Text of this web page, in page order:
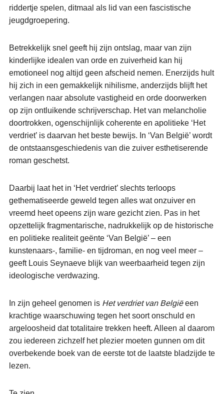
riddertje spelen, ditmaal als lid van een fascistische
jeugdgroepering.
Betrekkelijk snel geeft hij zijn ontslag, maar van zijn
kinderlijke idealen van orde en zuiverheid kan hij
emotioneel nog altijd geen afscheid nemen. Enerzijds hult
hij zich in een gemakkelijk nihilisme, anderzijds blijft het
verlangen naar absolute vastigheid en orde doorwerken
op zijn ontluikende schrijverschap. Het van melancholie
doortrokken, ogenschijnlijk coherente en apolitieke ‘Het
verdriet’ is daarvan het beste bewijs. In ‘Van België’ wordt
de ontstaansgeschiedenis van die zuiver esthetiserende
roman geschetst.
Daarbij laat het in ‘Het verdriet’ slechts terloops
gethematiseerde geweld tegen alles wat onzuiver en
vreemd heet opeens zijn ware gezicht zien. Pas in het
opzettelijk fragmentarische, nadrukkelijk op de historische
en politieke realiteit geënte ‘Van België’ – een
kunstenaars-, familie- en tijdroman, en nog veel meer –
geeft Louis Seynaeve blijk van weerbaarheid tegen zijn
ideologische verdwazing.
In zijn geheel genomen is Het verdriet van Belgiëeen
krachtige waarschuwing tegen het soort onschuld en
argeloosheid dat totalitaire trekken heeft. Alleen al daarom
zou iedereen zichzelf het plezier moeten gunnen om dit
overbekende boek van de eerste tot de laatste bladzijde te
lezen.